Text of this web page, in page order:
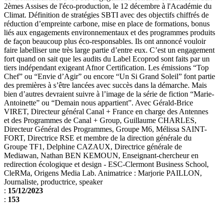
2èmes Assises de l'éco-production, le 12 décembre à l'Académie du
Climat. Définition de stratégies SBTI avec des objectifs chiffrés de
réduction d’empreinte carbone, mise en place de formations, bonus
liés aux engagements environnementaux et des programmes produits
de façon beaucoup plus éco-responsables. Ils ont annoncé vouloir
faire labelliser une très large partie d’entre eux. C’est un engagement
fort quand on sait que les audits du Label Ecoprod sont faits par un
tiers indépendant exigeant Afnor Certification. Les émissions “Top
Chef” ou “Envie d’Agir” ou encore “Un Si Grand Soleil” font partie
des premières à s’être lancées avec succès dans la démarche. Mais
bien d’autres devraient suivre à l’image de la série de fiction “Marie-
Antoinette” ou “Demain nous appartient”. Avec Gérald-Brice
VIRET, Directeur général Canal + France en charge des Antennes
et des Programmes de Canal + Group, Guillaume CHARLES,
Directeur Général des Programmes, Groupe M6, Mélissa SAINT-
FORT, Directrice RSE et membre de la direction générale du
Groupe TF1, Delphine CAZAUX, Directrice générale de
Mediawan, Nathan BEN KEMOUN, Enseignant-chercheur en
redirection écologique et design - ESC-Clermont Business School,
CleRMa, Origens Media Lab. Animatrice : Marjorie PAILLON,
Journaliste, productrice, speaker
: 15/12/2023
: 153